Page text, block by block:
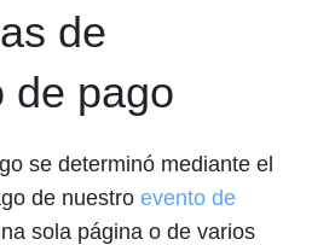
de
de pago
se determinó mediante el
de nuestro evento de
sola página o de varios